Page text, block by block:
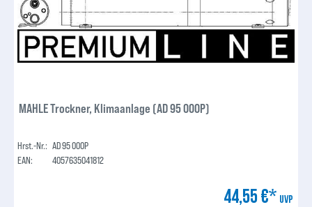
MAHLE Trockner, Klimaanlage (AD 95 000P)
Hrst.-Nr.: AD 95 000P
EAN:
4057635041812
44,55 €* UVP